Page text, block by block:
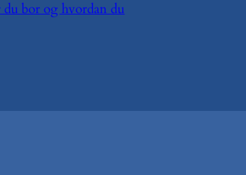
bor og hvordan du